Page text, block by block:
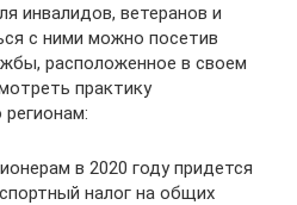
инвалидов, ветеранов и
с ними можно посетив
расположенное в своем
практику
в 2020 году придется
налог на общих